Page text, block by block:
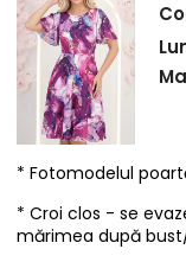
* Fotomodelul
* Croi clos - se
mărimea după